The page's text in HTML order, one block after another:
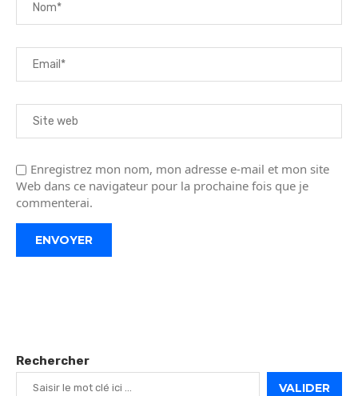
Enregistrez mon nom, mon adresse e-mail et mon site
Web dans ce navigateur pour la prochaine fois que je
commenterai.
Rechercher
VALIDER